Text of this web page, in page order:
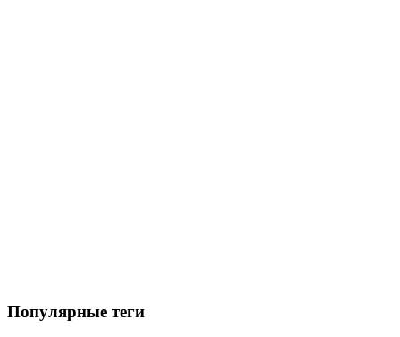
Популярные теги